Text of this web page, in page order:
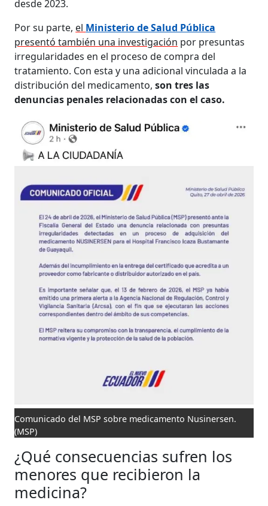
desde 2023.
Por su parte, el Ministerio de Salud Pública
presentó también una investigación por presuntas
irregularidades en el proceso de compra del
tratamiento. Con esta y una adicional vinculada a la
distribución del medicamento,son tres las
denuncias penales relacionadas con el caso.
Comunicado del MSP sobre medicamento Nusinersen.
(MSP)
¿Qué consecuencias sufren los
menores que recibieron la
medicina?